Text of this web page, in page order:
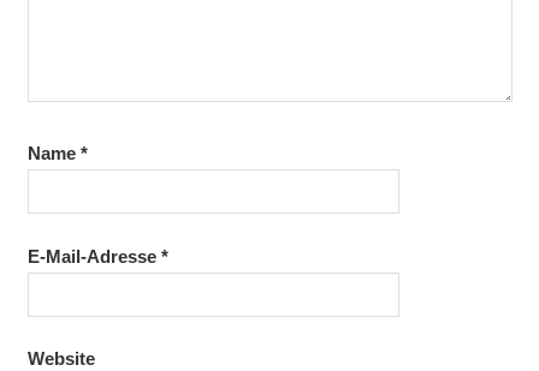
Name *
E-Mail-Adresse *
Website